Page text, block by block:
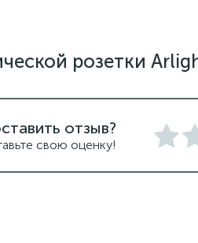
розетки
отзыв?
свою оценку!